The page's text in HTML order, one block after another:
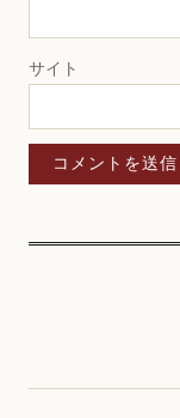
サイト